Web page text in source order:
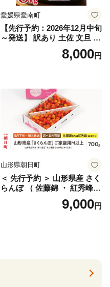
愛媛県愛南町
【先行予約：2026年12月中旬
～発送】 訳あり 土佐 文旦 8k
g (Mサイズ以上サイズミック
ス) 8000円 わけあり ぶんた
産 農家直送 期間限定 特産品
サイズミックス くらもとフ
ァーム 愛南町 愛媛県
8,000円
山形県朝日町
＜ 先行予約 ＞ 山形県産 さく
らんぼ （ 佐藤錦 ・ 紅秀峰
） ご家庭用 M以上 700g 【20
26年6月下旬から7月上旬発
9,000円